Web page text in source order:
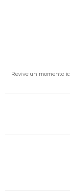
Revive un momento